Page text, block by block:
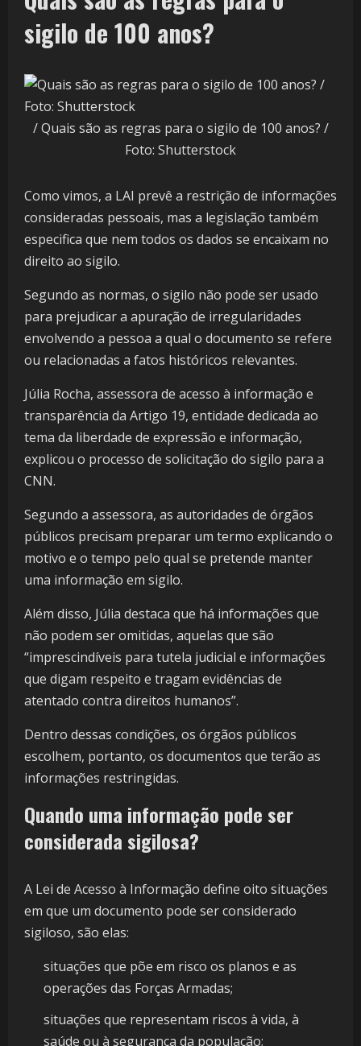
sigilo de 100 anos?
/ Quais são as regras para o sigilo de 100 anos? /
Foto: Shutterstock
Como vimos, a LAI prevê a restrição de informações
consideradas pessoais, mas a legislação também
especifica que nem todos os dados se encaixam no
direito ao sigilo.
Segundo as normas, o sigilo não pode ser usado
para prejudicar a apuração de irregularidades
envolvendo a pessoa a qual o documento se refere
ou relacionadas a fatos históricos relevantes.
Júlia Rocha, assessora de acesso à informação e
transparência da Artigo 19, entidade dedicada ao
tema da liberdade de expressão e informação,
explicou o processo de solicitação do sigilo para a
CNN.
Segundo a assessora, as autoridades de órgãos
públicos precisam preparar um termo explicando o
motivo e o tempo pelo qual se pretende manter
uma informação em sigilo.
Além disso, Júlia destaca que há informações que
não podem ser omitidas, aquelas que são
“imprescindíveis para tutela judicial e informações
que digam respeito e tragam evidências de
atentado contra direitos humanos”.
Dentro dessas condições, os órgãos públicos
escolhem, portanto, os documentos que terão as
informações restringidas.
Quando uma informação pode ser
considerada sigilosa?
A Lei de Acesso à Informação define oito situações
em que um documento pode ser considerado
sigiloso, são elas:
situações que põe em risco os planos e as
operações das Forças Armadas;
situações que representam riscos à vida, à
saúde ou à segurança da população;